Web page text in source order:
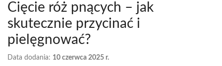
Cięcie róż pnących – jak
skutecznie przycinać i
pielęgnować?
Data dodania: 10 czerwca 2025 r.